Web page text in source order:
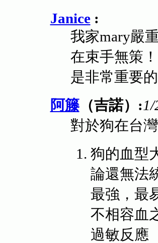
Janice:
我家mary嚴
在束手無策
是非常重要
阿籐（吉諾）:
對於狗在台
狗的血型
論還無法
最強，最
不相容血
過敏反應